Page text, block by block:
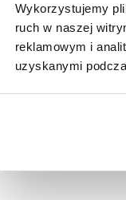
Wykorzystujemy
ruch w naszej
reklamowym i
uzyskanymi